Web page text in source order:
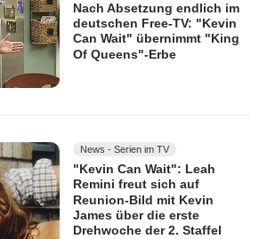
Nach Absetzung endlich im
deutschen Free-TV: "Kevin
Can Wait" übernimmt "King
Of Queens"-Erbe
News - Serien im TV
"Kevin Can Wait": Leah
Remini freut sich auf
Reunion-Bild mit Kevin
James über die erste
Drehwoche der 2. Staffel